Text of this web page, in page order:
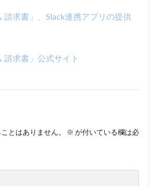
請求書」、Slack連携アプリの提供
請求書」公式サイト
とはありません。 ※ が付いている欄は必